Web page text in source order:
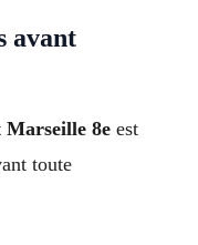
avant
8e est
toute